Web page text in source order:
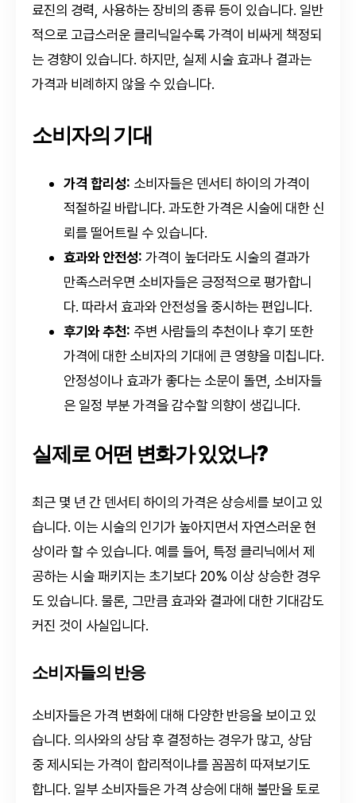
료진의 경력, 사용하는 장비의 종류 등이 있습니다. 일반
적으로 고급스러운 클리닉일수록 가격이 비싸게 책정되
는 경향이 있습니다. 하지만, 실제 시술 효과나 결과는
가격과 비례하지 않을 수 있습니다.
소비자의 기대
가격 합리성: 소비자들은 덴서티 하이의 가격이
적절하길 바랍니다. 과도한 가격은 시술에 대한 신
뢰를 떨어트릴 수 있습니다.
효과와 안전성: 가격이 높더라도 시술의 결과가
만족스러우면 소비자들은 긍정적으로 평가합니
다. 따라서 효과와 안전성을 중시하는 편입니다.
후기와 추천: 주변 사람들의 추천이나 후기 또한
가격에 대한 소비자의 기대에 큰 영향을 미칩니다.
안정성이나 효과가 좋다는 소문이 돌면, 소비자들
은 일정 부분 가격을 감수할 의향이 생깁니다.
실제로 어떤 변화가 있었나?
최근 몇 년 간 덴서티 하이의 가격은 상승세를 보이고 있
습니다. 이는 시술의 인기가 높아지면서 자연스러운 현
상이라 할 수 있습니다. 예를 들어, 특정 클리닉에서 제
공하는 시술 패키지는 초기보다 20% 이상 상승한 경우
도 있습니다. 물론, 그만큼 효과와 결과에 대한 기대감도
커진 것이 사실입니다.
소비자들의 반응
소비자들은 가격 변화에 대해 다양한 반응을 보이고 있
습니다. 의사와의 상담 후 결정하는 경우가 많고, 상담
중 제시되는 가격이 합리적이냐를 꼼꼼히 따져보기도
합니다. 일부 소비자들은 가격 상승에 대해 불만을 토로